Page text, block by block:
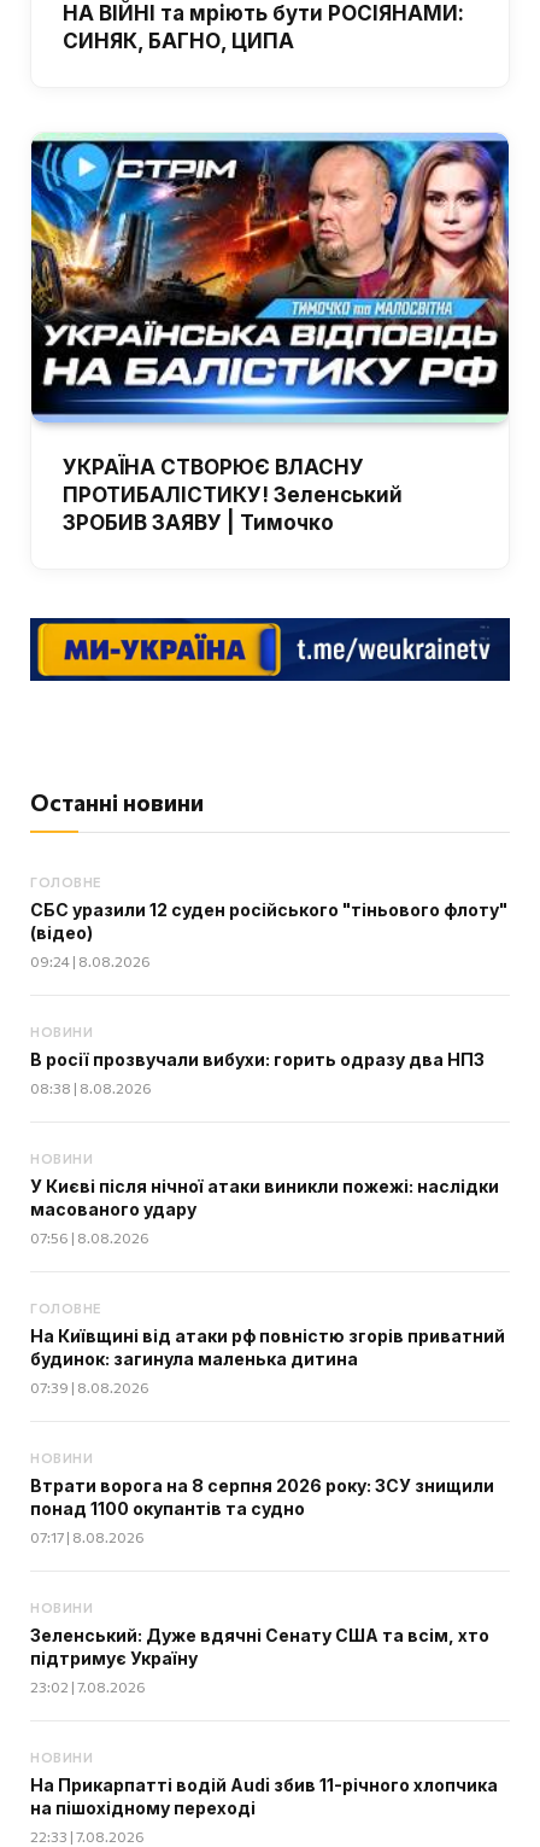
НА ВІЙНІ та мріють бути РОСІЯНАМИ:
СИНЯК, БАГНО, ЦИПА
УКРАЇНА СТВОРЮЄ ВЛАСНУ
ПРОТИБАЛІСТИКУ! Зеленський
ЗРОБИВ ЗАЯВУ | Тимочко
Останні новини
ГОЛОВНЕ
СБС уразили 12 суден російського "тіньового флоту"
(відео)
09:24 | 8.08.2026
НОВИНИ
В росії прозвучали вибухи: горить одразу два НПЗ
08:38 | 8.08.2026
НОВИНИ
У Києві після нічної атаки виникли пожежі: наслідки
масованого удару
07:56 | 8.08.2026
ГОЛОВНЕ
На Київщині від атаки рф повністю згорів приватний
будинок: загинула маленька дитина
07:39 | 8.08.2026
НОВИНИ
Втрати ворога на 8 серпня 2026 року: ЗСУ знищили
понад 1100 окупантів та судно
07:17 | 8.08.2026
НОВИНИ
Зеленський: Дуже вдячні Сенату США та всім, хто
підтримує Україну
23:02 | 7.08.2026
НОВИНИ
На Прикарпатті водій Audi збив 11-річного хлопчика
на пішохідному переході
22:33 | 7.08.2026